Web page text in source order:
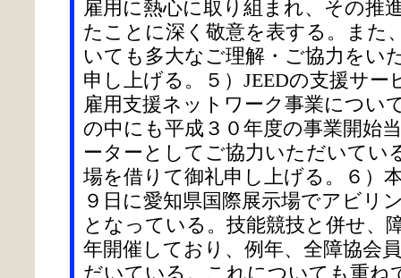
雇用に熱心に取り組まれ、その推
たことに深く敬意を表する。また
いても多大なご理解・ご協力をい
申し上げる。５）JEEDの支援サ
雇用支援ネットワーク事業につい
の中にも平成３０年度の事業開始
ーターとしてご協力いただいてい
場を借りて御礼申し上げる。６）
９日に愛知県国際展示場でアビリ
となっている。技能競技と併せ、
年開催しており、例年、全障協会
だいている。これについても重ね